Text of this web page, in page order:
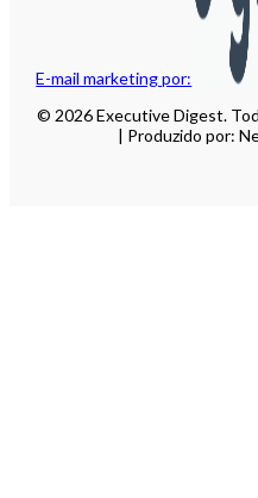
E-mail marketing por:
© 2026 Executive Digest.
| Produzido por: